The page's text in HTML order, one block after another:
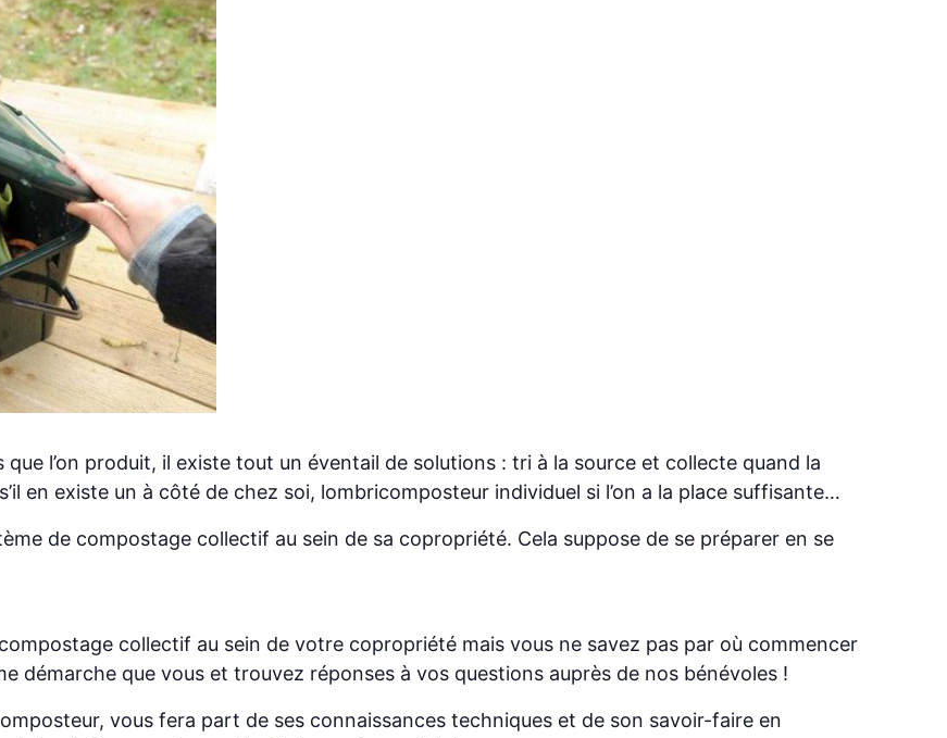
l’on produit, il existe tout un éventail de solutions : tri à la source et collecte quand la
en existe un à côté de chez soi, lombricomposteur individuel si l’on a la place suffisante…
de compostage collectif au sein de sa copropriété. Cela suppose de se préparer en se
collectif au sein de votre copropriété mais vous ne savez pas par où commencer
démarche que vous et trouvez réponses à vos questions auprès de nos bénévoles !
vous fera part de ses connaissances techniques et de son savoir-faire en